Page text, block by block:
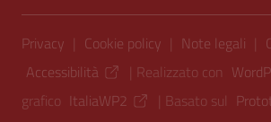
Sezione Link Utili
Privacy | Cookie policy | Note legali |
Accessibilità
| Realizzato con
grafico ItaliaWP2 | Basato sul